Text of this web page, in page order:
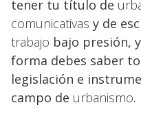
tener tu título de
comunicativas y de
trabajo bajo presión,
forma debes saber
legislación e
campo de urbanismo.